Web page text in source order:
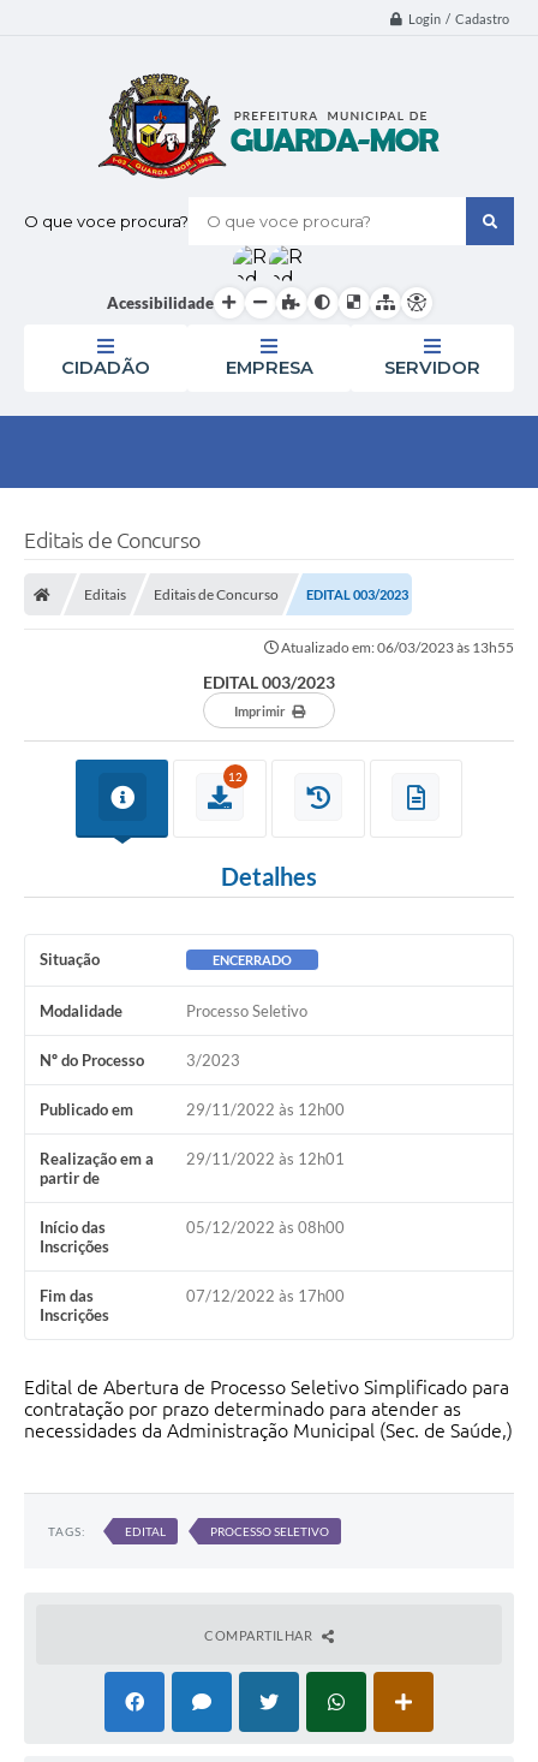
Login / Cadastro
O que voce procura?
Acessibilidade
CIDADÃO EMPRESA SERVIDOR
Editais de Concurso
Editais Editais de Concurso EDITAL 003/2023
Atualizado em: 06/03/2023 às 13h55
EDITAL 003/2023
Imprimir
12
Detalhes
Situação ENCERRADO
Modalidade Processo Seletivo
Nº do Processo 3/2023
Publicado em 29/11/2022 às 12h00
Realização em a
partir de
29/11/2022 às 12h01
Início das
Inscrições
05/12/2022 às 08h00
Fim das
Inscrições
07/12/2022 às 17h00
Edital de Abertura de Processo Seletivo Simplificado para
contratação por prazo determinado para atender as
necessidades da Administração Municipal (Sec. de Saúde,)
TAGS: EDITAL PROCESSO SELETIVO
COMPARTILHAR